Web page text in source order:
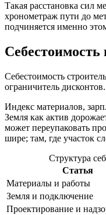
Такая расстановка сил
хронометраж пути до
подчиняется именно
Себестоимость
ограничитель дисконтов.
Индекс материалов,
Земля как актив
может переупаковать
шире; там, где участок
Структура
Статья
Материалы и работы
Земля и подключение
Проектирование и